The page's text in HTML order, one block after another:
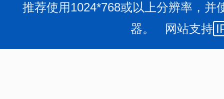
推荐使用1024*768或以上分辨率，并
器。 网站支持